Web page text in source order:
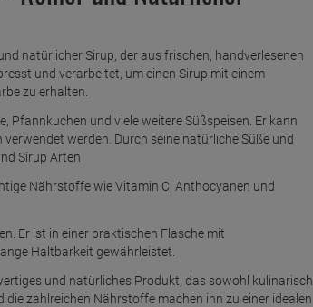
natürlicher Sirup, der aus frischen, handverlesenen
und verarbeitet, um einen Sirup mit einem
zu erhalten.
Pfannkuchen und viele weitere Süßspeisen. Er kann
werden. Durch seine natürliche Süße und
Sirup Arten
Nährstoffe wie Vitamin C, Anthocyanen und
Er ist in einer praktischen Flasche mit
Haltbarkeit gewährleistet.
und natürliches Produkt, das sowohl kulinarisch
zahlreichen Nährstoffe machen ihn zu einer idealen